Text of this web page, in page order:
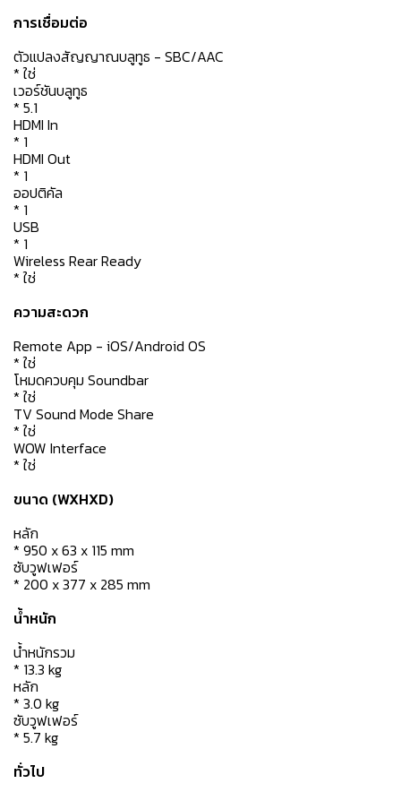
การเชื่อมต่อ
ตัวแปลงสัญญาณบลูทูธ - SBC/AAC
* ใช่
เวอร์ชันบลูทูธ
* 5.1
HDMI In
* 1
HDMI Out
* 1
ออปติคัล
* 1
USB
* 1
Wireless Rear Ready
* ใช่
ความสะดวก
Remote App - iOS/Android OS
* ใช่
โหมดควบคุม Soundbar
* ใช่
TV Sound Mode Share
* ใช่
WOW Interface
* ใช่
ขนาด (WXHXD)
หลัก
* 950 x 63 x 115 mm
ซับวูฟเฟอร์
* 200 x 377 x 285 mm
น้ำหนัก
น้ำหนักรวม
* 13.3 kg
หลัก
* 3.0 kg
ซับวูฟเฟอร์
* 5.7 kg
ทั่วไป